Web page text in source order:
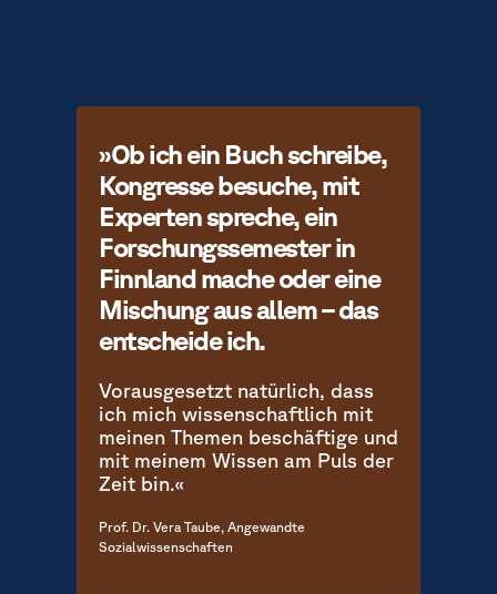
»Ob ich ein Buch schreibe,
Kongresse besuche, mit
Experten spreche, ein
Forschungssemester in
Finnland mache oder eine
Mischung aus allem – das
entscheide ich.
Vorausgesetzt natürlich, dass
ich mich wissenschaftlich mit
meinen Themen beschäftige und
mit meinem Wissen am Puls der
Zeit bin.«
Prof. Dr. Vera Taube, Angewandte
Sozialwissenschaften